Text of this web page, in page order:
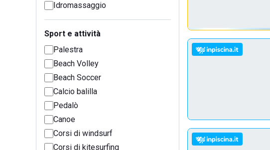
Idromassaggio
Sport e attività
Palestra
Beach Volley
Beach Soccer
Calcio balilla
Pedalò
Canoe
Corsi di windsurf
Corsi di kitesurfing